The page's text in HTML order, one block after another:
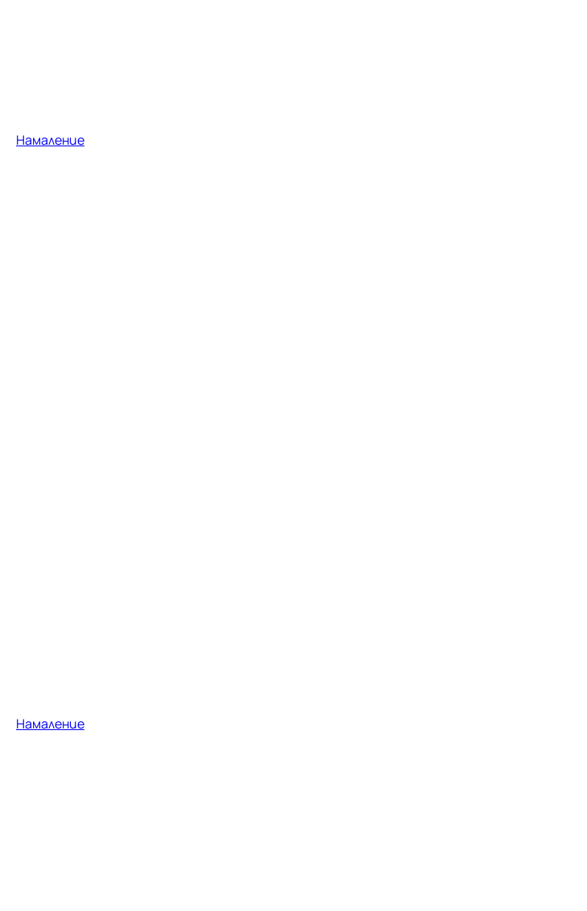
Намаление
Намаление